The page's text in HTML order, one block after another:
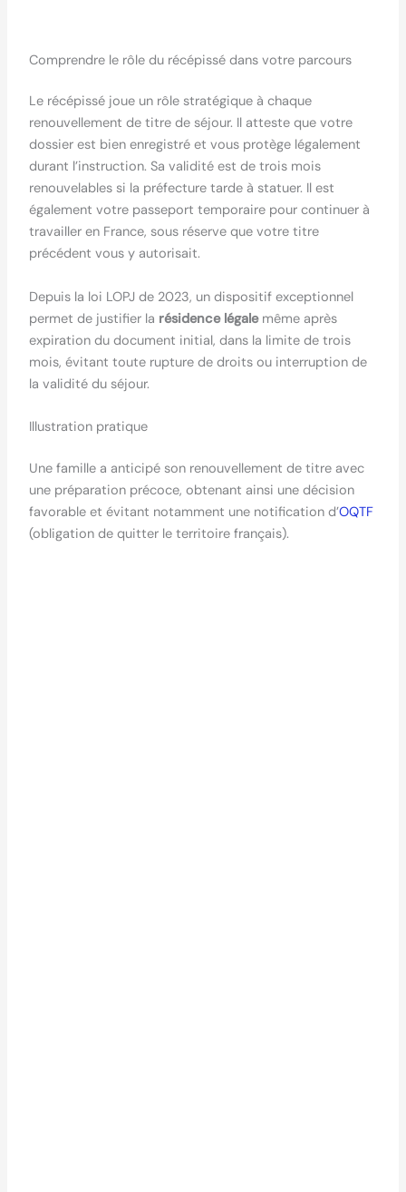
Comprendre le rôle du récépissé dans votre parcours
Le récépissé joue un rôle stratégique à chaque
renouvellement de titre de séjour. Il atteste que votre
dossier est bien enregistré et vous protège légalement
durant l’instruction. Sa validité est de trois mois
renouvelables si la préfecture tarde à statuer. Il est
également votre passeport temporaire pour continuer à
travailler en France, sous réserve que votre titre
précédent vous y autorisait.
Depuis la loi LOPJ de 2023, un dispositif exceptionnel
permet de justifier la résidence légalemême après
expiration du document initial, dans la limite de trois
mois, évitant toute rupture de droits ou interruption de
la validité du séjour.
Illustration pratique
Une famille a anticipé son renouvellement de titre avec
une préparation précoce, obtenant ainsi une décision
favorable et évitant notamment une notification d’OQTF
(obligation de quitter le territoire français).